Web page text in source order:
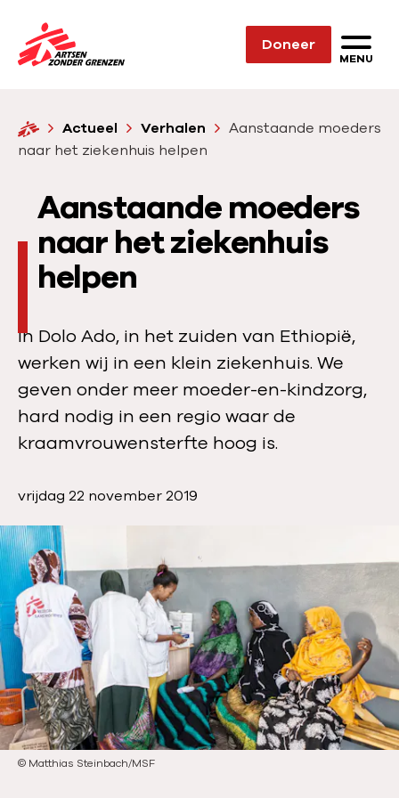
Sla navigatie over
N
r
d
a
g
Doneer
MENU
H
o
e
Actueel Verhalen
Aanstaande moeders
naar het ziekenhuis helpen
Aanstaande moeders
naar het ziekenhuis
helpen
In Dolo Ado, in het zuiden van Ethiopië,
werken wij in een klein ziekenhuis. We
geven onder meer moeder-en-kindzorg,
hard nodig in een regio waar de
kraamvrouwensterfte hoog is.
P
b
l
i
c
a
t
e
d
a
t
vrijdag 22 november 2019
© Matthias Steinbach/MSF